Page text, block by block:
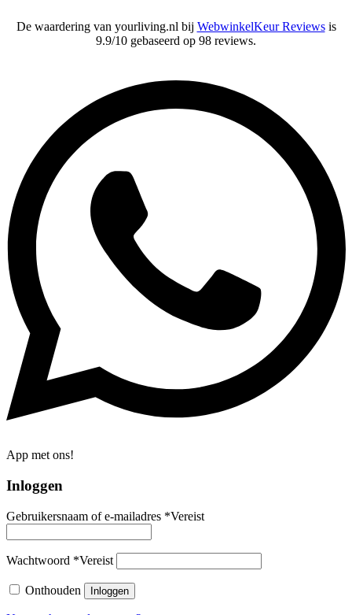
De waardering van yourliving.nl bij WebwinkelKeur Reviewsis
9.9/10 gebaseerd op 98 reviews.
App met ons!
Inloggen
Gebruikersnaam of e-mailadres *Vereist
Wachtwoord *Vereist
Onthouden Inloggen